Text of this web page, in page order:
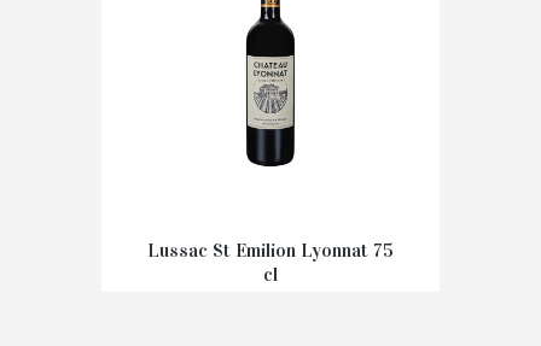
Lussac St Emilion Lyonnat 75
cl